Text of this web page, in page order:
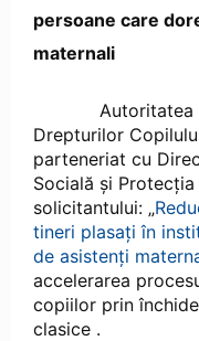
persoane care
maternali
Autoritatea
Drepturilor
parteneriat cu
Socială și
solicitantului: „
tineri plasați în
de asistenți
accelerarea
copiilor prin
clasice .